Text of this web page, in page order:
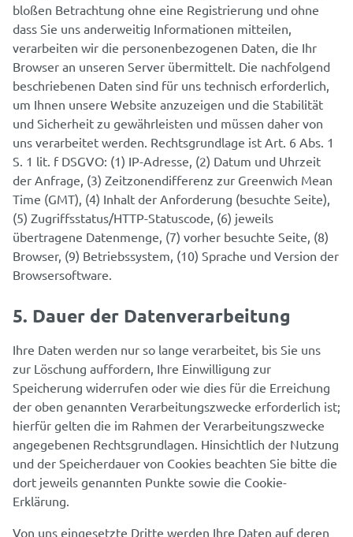
bloßen Betrachtung ohne eine Registrierung und ohne
dass Sie uns anderweitig Informationen mitteilen,
verarbeiten wir die personenbezogenen Daten, die Ihr
Browser an unseren Server übermittelt. Die nachfolgend
beschriebenen Daten sind für uns technisch erforderlich,
um Ihnen unsere Website anzuzeigen und die Stabilität
und Sicherheit zu gewährleisten und müssen daher von
uns verarbeitet werden. Rechtsgrundlage ist Art. 6 Abs. 1
S. 1 lit. f DSGVO: (1) IP-Adresse, (2) Datum und Uhrzeit
der Anfrage, (3) Zeitzonendifferenz zur Greenwich Mean
Time (GMT), (4) Inhalt der Anforderung (besuchte Seite),
(5) Zugriffsstatus/HTTP-Statuscode, (6) jeweils
übertragene Datenmenge, (7) vorher besuchte Seite, (8)
Browser, (9) Betriebssystem, (10) Sprache und Version der
Browsersoftware.
5. Dauer der Datenverarbeitung
Ihre Daten werden nur so lange verarbeitet, bis Sie uns
zur Löschung auffordern, Ihre Einwilligung zur
Speicherung widerrufen oder wie dies für die Erreichung
der oben genannten Verarbeitungszwecke erforderlich ist;
hierfür gelten die im Rahmen der Verarbeitungszwecke
angegebenen Rechtsgrundlagen. Hinsichtlich der Nutzung
und der Speicherdauer von Cookies beachten Sie bitte die
dort jeweils genannten Punkte sowie die Cookie-
Erklärung.
Von uns eingesetzte Dritte werden Ihre Daten auf deren